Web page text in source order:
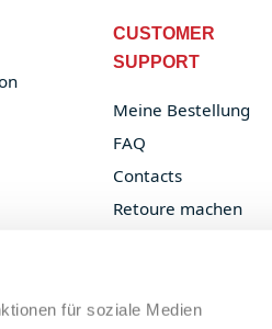
für soziale Medien
CUSTOMER
SUPPORT
Meine Bestellung
FAQ
Contacts
Retoure machen